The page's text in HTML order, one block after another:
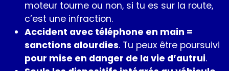
moteur tourne ou non, si tu es sur la route,
c’est une infraction.
Accident avec téléphone en main =
sanctions alourdies. Tu peux être poursuivi
pour mise en danger de la vie d’autrui.